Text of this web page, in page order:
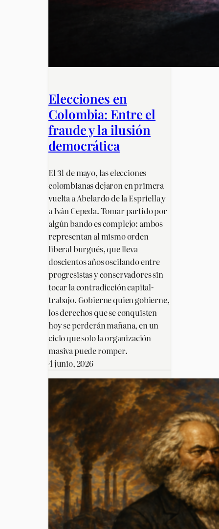
Elecciones en
Colombia: Entre el
fraude y la ilusión
democrática
El 31 de mayo, las elecciones
colombianas dejaron en primera
vuelta a Abelardo de la Espriella y
a Iván Cepeda. Tomar partido por
algún bando es complejo: ambos
representan al mismo orden
liberal burgués, que lleva
doscientos años oscilando entre
progresistas y conservadores sin
tocar la contradicción capital-
trabajo. Gobierne quien gobierne,
los derechos que se conquisten
hoy se perderán mañana, en un
ciclo que solo la organización
masiva puede romper.
4 junio, 2026